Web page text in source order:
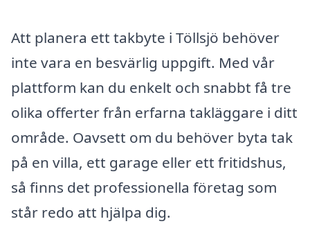
Att planera ett takbyte i Töllsjö behöver
inte vara en besvärlig uppgift. Med vår
plattform kan du enkelt och snabbt få tre
olika offerter från erfarna takläggare i ditt
område. Oavsett om du behöver byta tak
på en villa, ett garage eller ett fritidshus,
så finns det professionella företag som
står redo att hjälpa dig.